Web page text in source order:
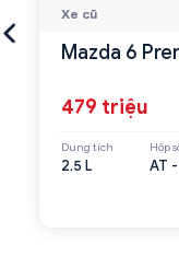
Xe cũ
Mazda 6
479 triệu
Dung tích
2.5 L
Hộp
AT